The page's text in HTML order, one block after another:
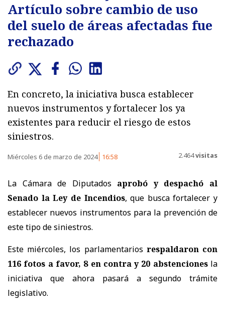
Artículo sobre cambio de uso
del suelo de áreas afectadas fue
rechazado
En concreto, la iniciativa busca establecer
nuevos instrumentos y fortalecer los ya
existentes para reducir el riesgo de estos
siniestros.
Miércoles 6 de marzo de 2024 16:58 2.464visitas
La Cámara de Diputados aprobó y despachó al
Senado la Ley de Incendios, que busca fortalecer y
establecer nuevos instrumentos para la prevención de
este tipo de siniestros.
Este miércoles, los parlamentarios respaldaron con
116 fotos a favor, 8 en contra y 20 abstencionesla
iniciativa que ahora pasará a segundo trámite
legislativo.